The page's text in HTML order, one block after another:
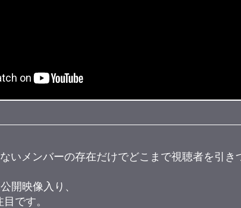
いメンバーの存在だけでどこまで視聴者を引
開映像入り、
です。